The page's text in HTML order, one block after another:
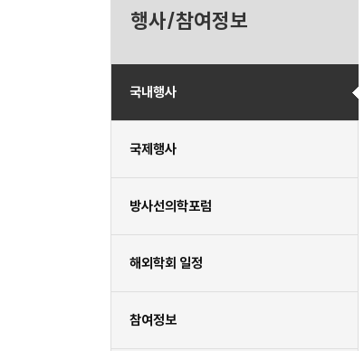
행사/참여정보
국내행사
국제행사
방사선의학포럼
해외학회 일정
참여정보